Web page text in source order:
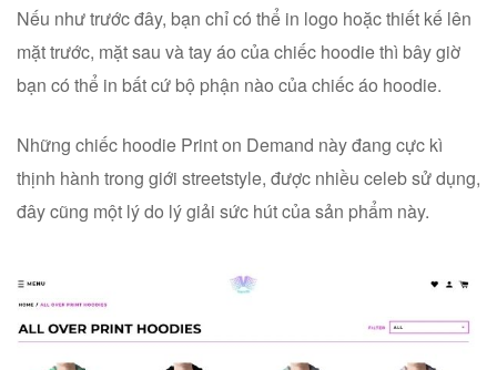
Nếu như trước đây, bạn chỉ có thể in logo hoặc thiết kế lên
mặt trước, mặt sau và tay áo của chiếc hoodie thì bây giờ
bạn có thể in bất cứ bộ phận nào của chiếc áo hoodie.
Những chiếc hoodie Print on Demand này đang cực kì
thịnh hành trong giới streetstyle, được nhiều celeb sử dụng,
đây cũng một lý do lý giải sức hút của sản phẩm này.